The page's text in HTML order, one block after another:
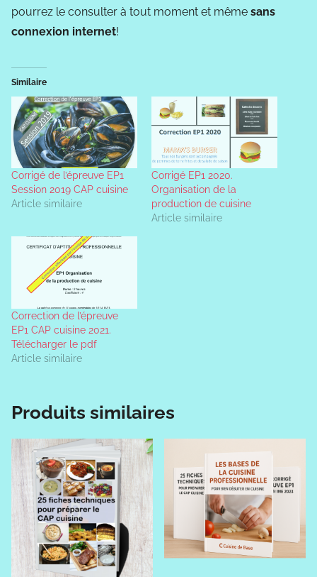
pourrez le consulter à tout moment et même sans
connexion internet!
Similaire
Corrigé de l’épreuve EP1
Session 2019 CAP cuisine
Article similaire
Corrigé EP1 2020.
Organisation de la
production de cuisine
Article similaire
Correction de l’épreuve
EP1 CAP cuisine 2021.
Télécharger le pdf
Article similaire
Produits similaires